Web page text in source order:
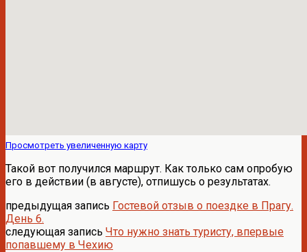
Просмотреть увеличенную карту
Такой вот получился маршрут. Как только сам опробую
его в действии (в августе), отпишусь о результатах.
предыдущая запись Гостевой отзыв о поездке в Прагу.
День 6.
следующая запись Что нужно знать туристу, впервые
попавшему в Чехию